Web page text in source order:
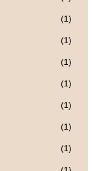
(1)
(1)
(1)
(1)
(1)
(1)
(1)